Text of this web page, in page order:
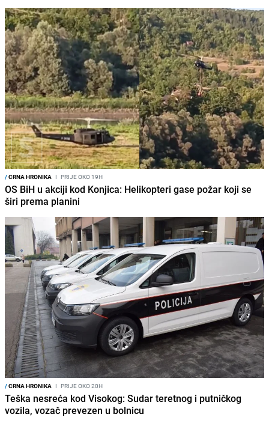
/CRNA HRONIKA I PRIJE OKO 19H
OS BiH u akciji kod Konjica: Helikopteri gase požar koji se
širi prema planini
/CRNA HRONIKA I PRIJE OKO 20H
Teška nesreća kod Visokog: Sudar teretnog i putničkog
vozila, vozač prevezen u bolnicu